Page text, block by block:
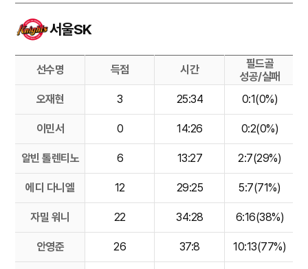
서울SK
선수명 득점 시간
필드골
성공/실패
오재현
3 25:34 0:1(0%)
이민서 0 14:26 0:2(0%)
알빈 톨렌티노 6 13:27 2:7(29%)
에디 다니엘 12 29:25 5:7(71%)
자밀 워니 22 34:28 6:16(38%)
안영준 26 37:8 10:13(77%)